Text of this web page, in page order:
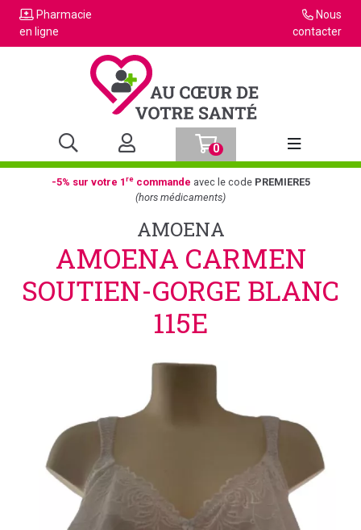
Pharmacie
en ligne
Nous
contacter
0
Afficher la
-5% sur votre 1recommande avec le code PREMIERE5
(hors médicaments)
AMOENA
AMOENA CARMEN
SOUTIEN-GORGE BLANC
115E